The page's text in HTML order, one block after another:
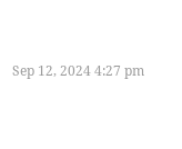
Sep 12, 2024 4:27 pm